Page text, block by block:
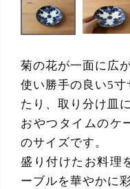
菊の花が一面に広が
使い勝手の良い5
たり、取り分け皿
おやつタイムのケ
のサイズです。
盛り付けたお料理
ーブルを華やかに